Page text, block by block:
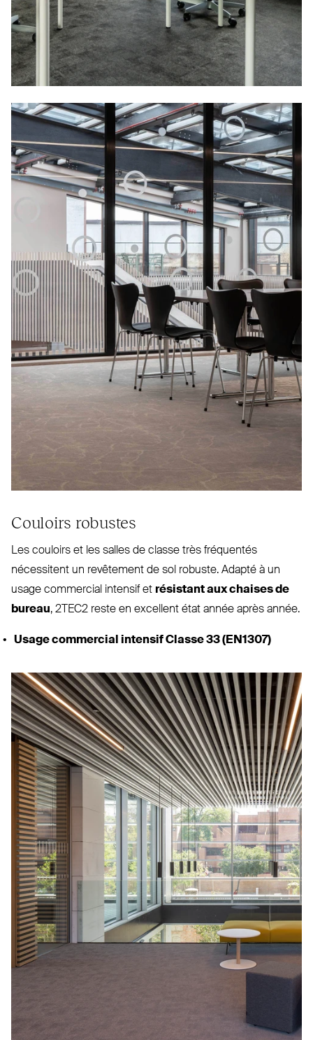
Couloirs robustes
Les couloirs et les salles de classe très fré­quentés
nécessitent un revêtement de sol robuste. Adapté à un
usage com­mercial intensif et résistant aux chaises de
bureau, 2TEC2 reste en excellent état année après année.⁠
Usage com­mercial intensif Classe 33 (EN1307)